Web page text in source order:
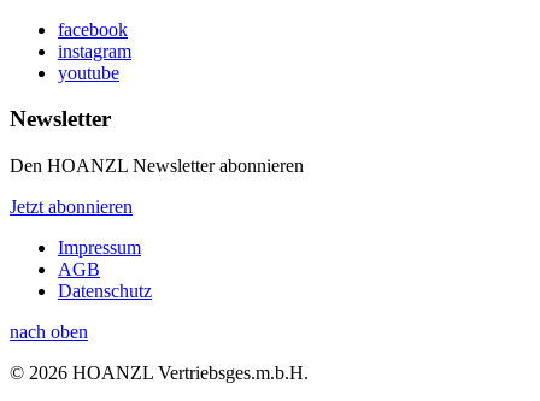
facebook
instagram
youtube
Newsletter
Den HOANZL Newsletter abonnieren
Jetzt abonnieren
Impressum
AGB
Datenschutz
nach oben
© 2026 HOANZL Vertriebsges.m.b.H.